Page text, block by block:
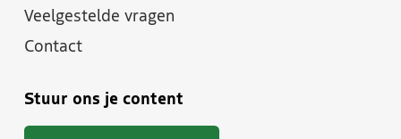
Veelgestelde vragen
Contact
Stuur ons je content